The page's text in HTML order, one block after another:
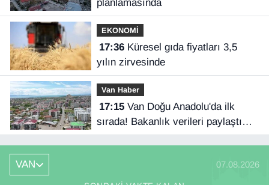
planlamasında
EKONOMİ
17:36Küresel gıda fiyatları 3,5
yılın zirvesinde
Van Haber
17:15Van Doğu Anadolu'da ilk
sırada! Bakanlık verileri paylaştı…
VAN 07.08.2026